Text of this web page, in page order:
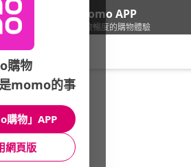
下載momo APP
給你3倍流暢度的購物體驗
品牌旗艦/3M/創意家電│貼心生活
館長推薦 月銷量
購物
momo的事
購物」APP
網頁版